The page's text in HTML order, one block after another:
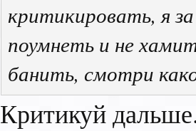
критикировать, я
поумнеть и не
банить, смотри
Критикуй